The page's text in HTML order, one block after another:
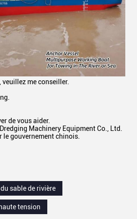
veuillez me conseiller.
de vous aider.
Machinery Equipment Co., Ltd.
le gouvernement chinois.
sable de rivière
tension